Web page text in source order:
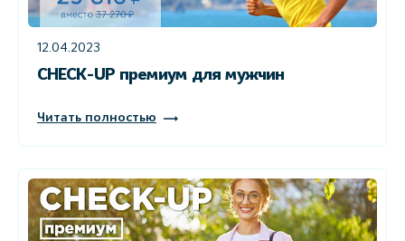
12.04.2023
CHECK-UP премиум для мужчин
Читать полностью